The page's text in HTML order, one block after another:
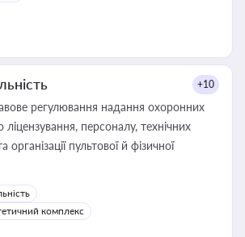
+10
регулювання надання охоронних
персоналу, технічних
організації пультової й фізичної
комплекс